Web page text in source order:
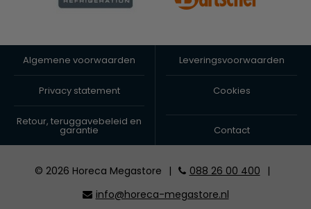
Algemene voorwaarden Leveringsvoorwaarden
Privacy statement Cookies
Retour, teruggavebeleid en
garantie Contact
© 2026 Horeca Megastore | 088 26 00 400
|
info@horeca-megastore.nl